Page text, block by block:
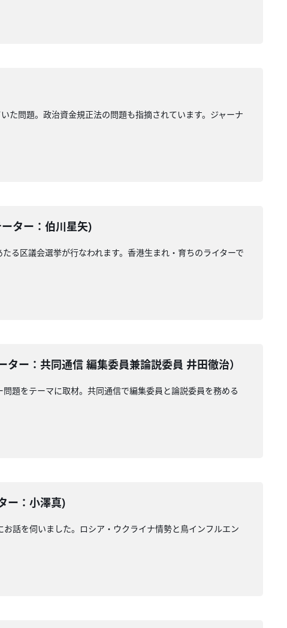
た問題。政治資金規正法の問題も指摘されています。ジャーナ
ター：伯川星矢)
る区議会選挙が行なわれます。香港生まれ・育ちのライターで
ー：共同通信 編集委員兼論説委員 井田徹治）
題をテーマに取材。共同通信で編集委員と論説委員を務める
ー：小澤真)
話を伺いました。ロシア・ウクライナ情勢と鳥インフルエン